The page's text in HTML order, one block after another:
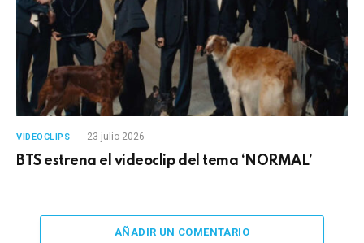
VIDEOCLIPS 23 julio 2026
BTS estrena el videoclip del tema ‘NORMAL’
AÑADIR UN COMENTARIO